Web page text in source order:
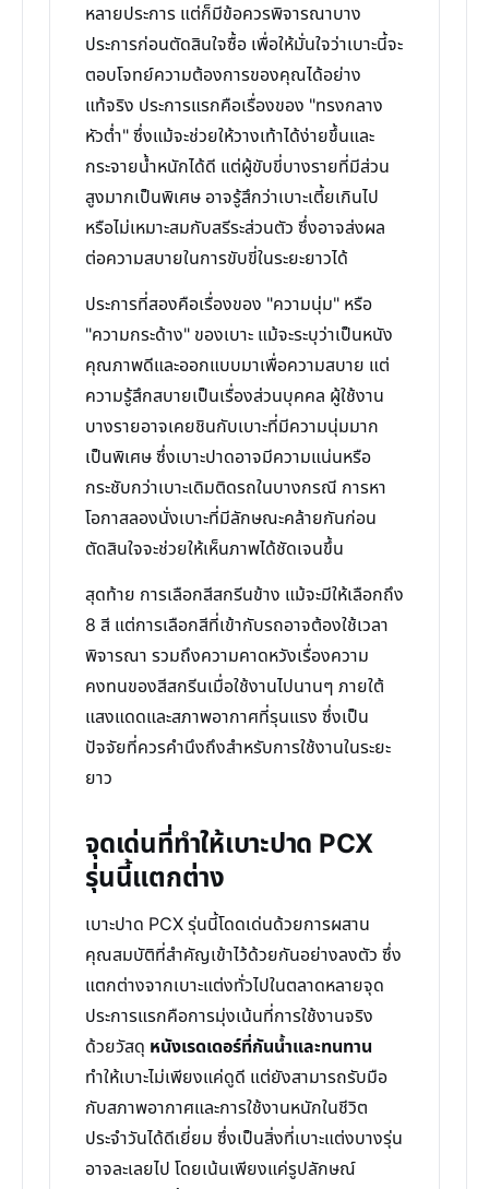
หลายประการ แต่ก็มีข้อควรพิจารณาบาง
ประการก่อนตัดสินใจซื้อ เพื่อให้มั่นใจว่าเบาะนี้จะ
ตอบโจทย์ความต้องการของคุณได้อย่าง
แท้จริง ประการแรกคือเรื่องของ "ทรงกลาง
หัวต่ำ" ซึ่งแม้จะช่วยให้วางเท้าได้ง่ายขึ้นและ
กระจายน้ำหนักได้ดี แต่ผู้ขับขี่บางรายที่มีส่วน
สูงมากเป็นพิเศษ อาจรู้สึกว่าเบาะเตี้ยเกินไป
หรือไม่เหมาะสมกับสรีระส่วนตัว ซึ่งอาจส่งผล
ต่อความสบายในการขับขี่ในระยะยาวได้
ประการที่สองคือเรื่องของ "ความนุ่ม" หรือ
"ความกระด้าง" ของเบาะ แม้จะระบุว่าเป็นหนัง
คุณภาพดีและออกแบบมาเพื่อความสบาย แต่
ความรู้สึกสบายเป็นเรื่องส่วนบุคคล ผู้ใช้งาน
บางรายอาจเคยชินกับเบาะที่มีความนุ่มมาก
เป็นพิเศษ ซึ่งเบาะปาดอาจมีความแน่นหรือ
กระชับกว่าเบาะเดิมติดรถในบางกรณี การหา
โอกาสลองนั่งเบาะที่มีลักษณะคล้ายกันก่อน
ตัดสินใจจะช่วยให้เห็นภาพได้ชัดเจนขึ้น
สุดท้าย การเลือกสีสกรีนข้าง แม้จะมีให้เลือกถึง
8 สี แต่การเลือกสีที่เข้ากับรถอาจต้องใช้เวลา
พิจารณา รวมถึงความคาดหวังเรื่องความ
คงทนของสีสกรีนเมื่อใช้งานไปนานๆ ภายใต้
แสงแดดและสภาพอากาศที่รุนแรง ซึ่งเป็น
ปัจจัยที่ควรคำนึงถึงสำหรับการใช้งานในระยะ
ยาว
จุดเด่นที่ทำให้เบาะปาด PCX
รุ่นนี้แตกต่าง
เบาะปาด PCX รุ่นนี้โดดเด่นด้วยการผสาน
คุณสมบัติที่สำคัญเข้าไว้ด้วยกันอย่างลงตัว ซึ่ง
แตกต่างจากเบาะแต่งทั่วไปในตลาดหลายจุด
ประการแรกคือการมุ่งเน้นที่การใช้งานจริง
ด้วยวัสดุ หนังเรดเดอร์ที่กันน้ำและทนทาน
ทำให้เบาะไม่เพียงแค่ดูดี แต่ยังสามารถรับมือ
กับสภาพอากาศและการใช้งานหนักในชีวิต
ประจำวันได้ดีเยี่ยม ซึ่งเป็นสิ่งที่เบาะแต่งบางรุ่น
อาจละเลยไป โดยเน้นเพียงแค่รูปลักษณ์